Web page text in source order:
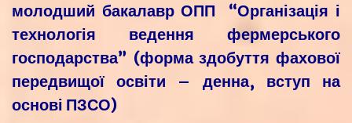
молодший бакалавр ОПП “Організація і
технологія ведення фермерського
господарства” (форма здобуття фахової
передвищої освіти – денна, вступ на
основі ПЗСО)